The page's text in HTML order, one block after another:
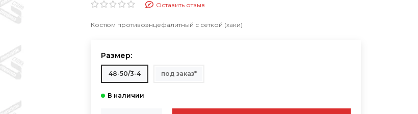
Оставить отзыв
Костюм противоэнцефалитный с сеткой (хаки)
Размер:
48-50/3-4 под заказ*